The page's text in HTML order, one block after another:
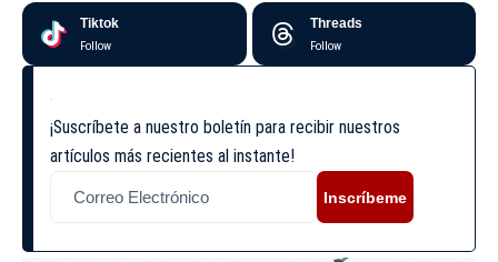
Tiktok
Follow
Threads
Follow
¡Suscríbete a nuestro boletín para recibir nuestros
artículos más recientes al instante!
Inscríbeme